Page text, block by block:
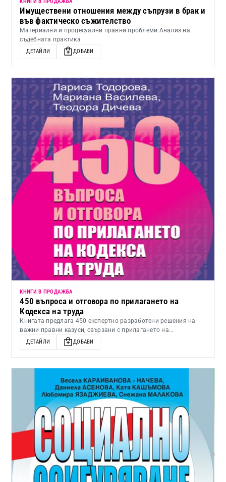
Имуществени отношения между съпрузи в брак и
във фактическо съжителство
Материални и процесуални правни проблеми Анализ на
съдебната практика
ДЕТАЙЛИ ДОБАВИ
КНИГИ В ПРОДАЖБА
450 въпроса и отговора по прилагането на
Кодекса на труда
Книгата предлага 450 експертно разработени решения на
важни правни казуси, свързани с прилагането на...
ДЕТАЙЛИ ДОБАВИ